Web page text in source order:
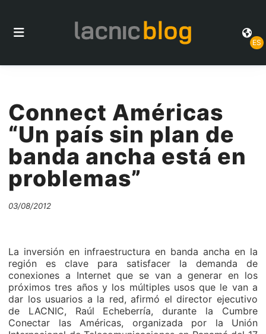
ES
Connect Américas
“Un país sin plan de
banda ancha está en
problemas”
03/08/2012
La inversión en infraestructura en banda ancha en la
región es clave para satisfacer la demanda de
conexiones a Internet que se van a generar en los
próximos tres años y los múltiples usos que le van a
dar los usuarios a la red, afirmó el director ejecutivo
de LACNIC, Raúl Echeberría, durante la Cumbre
Conectar las Américas, organizada por la Unión